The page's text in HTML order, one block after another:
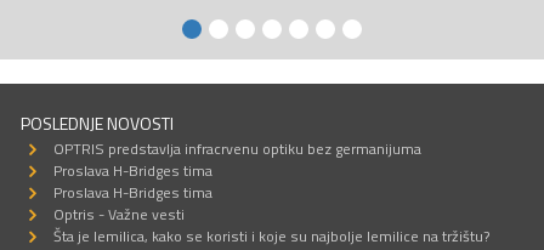
POSLEDNJE NOVOSTI
OPTRIS predstavlja infracrvenu optiku bez germanijuma
Proslava H-Bridges tima
Proslava H-Bridges tima
Optris - Važne vesti
Šta je lemilica, kako se koristi i koje su najbolje lemilice na tržištu?